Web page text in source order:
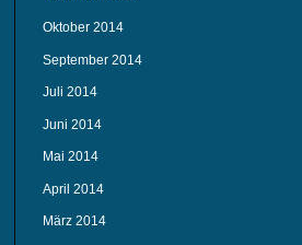
Oktober 2014
September 2014
Juli 2014
Juni 2014
Mai 2014
April 2014
März 2014